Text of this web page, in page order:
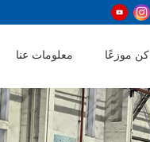
معلومات عنا كن موزعًا